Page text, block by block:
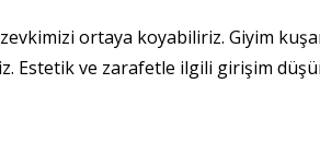
ortaya koyabiliriz. Giyim
Estetik ve zarafetle ilgili girişim